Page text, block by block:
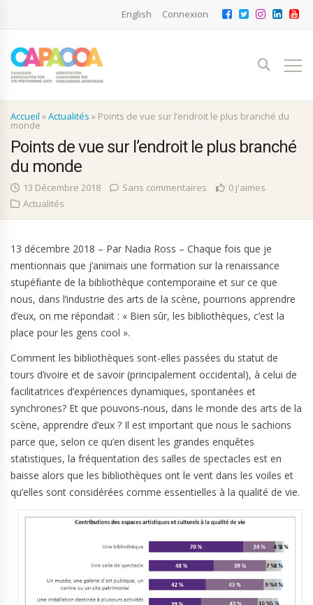
English Connexion
Accueil »Actualités » Points de vue sur l’endroit le plus branché du
monde
Points de vue sur l’endroit le plus branché
du monde
13 Décembre 2018 Sans commentaires
0 j'aimes
Actualités
13 décembre 2018 – Par Nadia Ross – Chaque fois que je
mentionnais que j’animais une formation sur la renaissance
stupéfiante de la bibliothèque contemporaine et sur ce que
nous, dans l’industrie des arts de la scène, pourrions apprendre
d’eux, on me répondait : « Bien sûr, les bibliothèques, c’est la
place pour les gens cool ».
Comment les bibliothèques sont-elles passées du statut de
tours d’ivoire et de savoir (principalement occidental), à celui de
facilitatrices d’expériences dynamiques, spontanées et
synchrones? Et que pouvons-nous, dans le monde des arts de la
scène, apprendre d’eux ? Il est important que nous le sachions
parce que, selon ce qu’en disent les grandes enquêtes
statistiques, la fréquentation des salles de spectacles est en
baisse alors que les bibliothèques ont le vent dans les voiles et
qu’elles sont considérées comme essentielles à la qualité de vie.